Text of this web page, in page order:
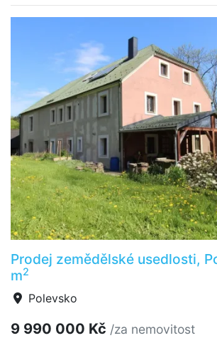
Prodej zemědělské usedlosti,
m2
Polevsko
9 990 000 Kč /za nemovitost